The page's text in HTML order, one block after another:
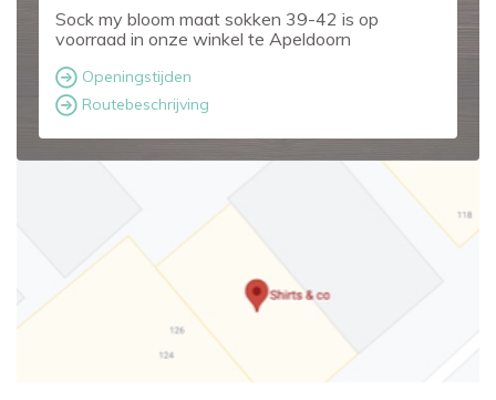
Sock my bloom maat sokken 39-42 is op
voorraad in onze winkel te Apeldoorn
Openingstijden
Routebeschrijving